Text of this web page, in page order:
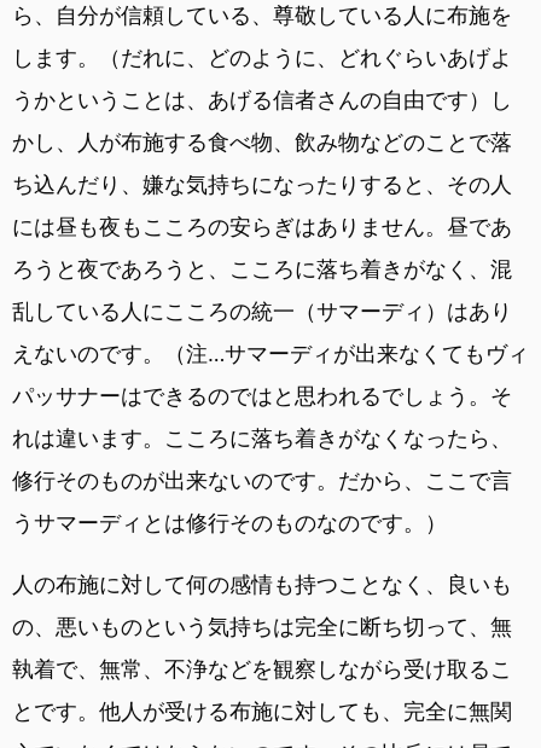
ら、自分が信頼している、尊敬している人に布施を
します。（だれに、どのように、どれぐらいあげよ
うかということは、あげる信者さんの自由です）し
かし、人が布施する食べ物、飲み物などのことで落
ち込んだり、嫌な気持ちになったりすると、その人
には昼も夜もこころの安らぎはありません。昼であ
ろうと夜であろうと、こころに落ち着きがなく、混
乱している人にこころの統一（サマーディ）はあり
えないのです。（注…サマーディが出来なくてもヴィ
パッサナーはできるのではと思われるでしょう。そ
れは違います。こころに落ち着きがなくなったら、
修行そのものが出来ないのです。だから、ここで言
うサマーディとは修行そのものなのです。）
人の布施に対して何の感情も持つことなく、良いも
の、悪いものという気持ちは完全に断ち切って、無
執着で、無常、不浄などを観察しながら受け取るこ
とです。他人が受ける布施に対しても、完全に無関